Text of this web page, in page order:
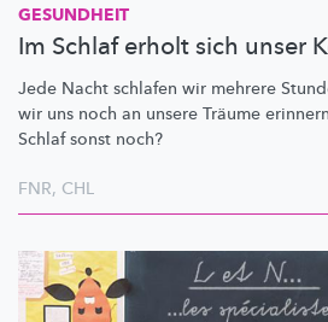
GESUNDHEIT
Im Schlaf erholt sich unser
Jede Nacht schlafen wir mehrere
wir uns noch an unsere Träume
Schlaf sonst noch?
FNR, CHL